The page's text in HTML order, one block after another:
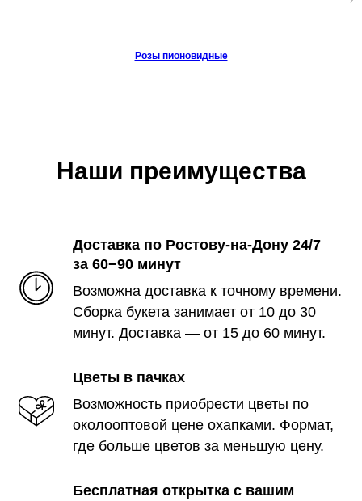
Розы пионовидные
Наши преимущества
Доставка по Ростову-на-Дону 24/7
за 60−90 минут
Возможна доставка к точному времени.
Сборка букета занимает от 10 до 30
минут. Доставка — от 15 до 60 минут.
Цветы в пачках
Возможность приобрести цветы по
околооптовой цене охапками. Формат,
где больше цветов за меньшую цену.
Бесплатная открытка с вашим